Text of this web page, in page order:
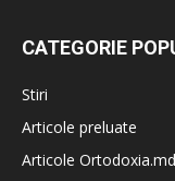
CATEGORIE
Stiri
Articole preluate
Articole Ortodoxia.md